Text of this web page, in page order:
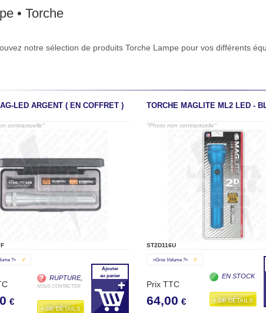
• Torche
notre sélection de produits Torche Lampe pour vos différents
LED ARGENT ( EN COFFRET )
contractuelle"
?» V
€
RUPTURE,
NOUS CONTACTER
+ DE DÉTAILS
Ajouter
au panier
TORCHE MAGLITE ML2 LED -
"Photo non contractuelle"
ST2D116U
«gros Volume ?» V
Prix TTC
64,00 €
EN STOCK
+ DE DÉTAILS